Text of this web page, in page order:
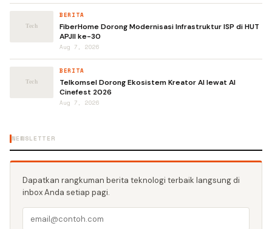
BERITA
FiberHome Dorong Modernisasi Infrastruktur ISP di HUT
APJII ke-30
Aug 7, 2026
BERITA
Telkomsel Dorong Ekosistem Kreator AI lewat AI
Cinefest 2026
Aug 7, 2026
NEWSLETTER
Dapatkan rangkuman berita teknologi terbaik langsung di
inbox Anda setiap pagi.